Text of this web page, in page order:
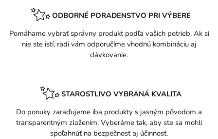
ODBORNÉ PORADENSTVO PRI VÝBERE
Pomáhame vybrať správny produkt podľa vašich potrieb. Ak si
nie ste istí, radi vám odporučíme vhodnú kombináciu aj
dávkovanie.
STAROSTLIVO VYBRANÁ KVALITA
Do ponuky zaraďujeme iba produkty s jasným pôvodom a
transparentným zložením. Vyberáme tak, aby ste sa mohli
spoľahnúť na bezpečnosť aj účinnosť.